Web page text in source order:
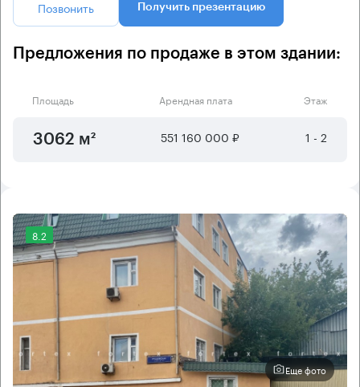
Позвонить Получить презентацию
Предложения по продаже в этом здании:
Площадь Арендная плата Этаж
3062 м² 551 160 000 ₽ 1 - 2
8.2
Еще фото